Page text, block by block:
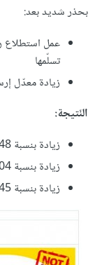
بحذر شديد بعد:
عمل استطلاع
تسلّمها
زيادة معدّل
النّتيجة:
زيادة بنسبة 48% على مستوى طلبات التأمين
زيادة بنسبة 304% على مستوى النّقرات الفريدة
زيادة بنسبة 45% على مستوى دخل البريد الإلكترونيّ